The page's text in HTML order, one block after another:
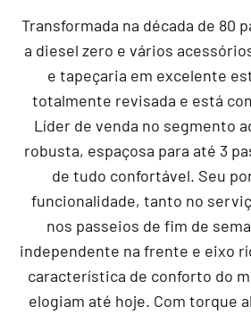
Transformada na década de 80
a diesel zero e vários
e tapeçaria em excelente
totalmente revisada e está
Líder de venda no segmento
robusta, espaçosa para até 3
de tudo confortável. Seu
funcionalidade, tanto no
nos passeios de fim de
independente na frente e eixo
característica de conforto do
elogiam até hoje. Com torque